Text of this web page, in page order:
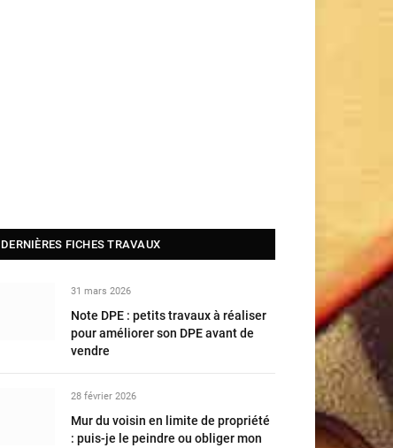
DERNIÈRES FICHES TRAVAUX
31 mars 2026
Note DPE : petits travaux à réaliser
pour améliorer son DPE avant de
vendre
28 février 2026
Mur du voisin en limite de propriété
: puis-je le peindre ou obliger mon